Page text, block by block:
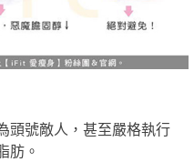
頭號敵人，甚至嚴格執行
肪。